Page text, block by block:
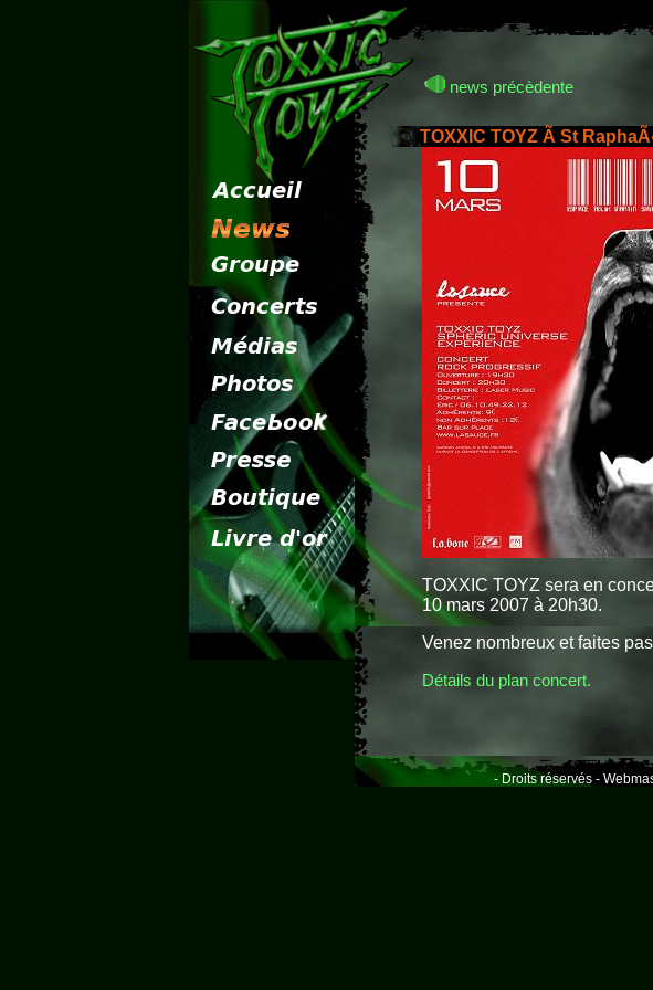
news précèdente
TOXXIC TOYZ Ã St
TOXXIC TOYZ sera en
10 mars 2007 à 20h30.
Venez nombreux et faites
Détails du plan concert.
- Droits réservés -